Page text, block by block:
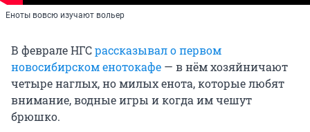
Еноты вовсю изучают вольер
В феврале НГСрассказывал о первом
новосибирском енотокафе — в нём хозяйничают
четыре наглых, но милых енота, которые любят
внимание, водные игры и когда им чешут
брюшко.